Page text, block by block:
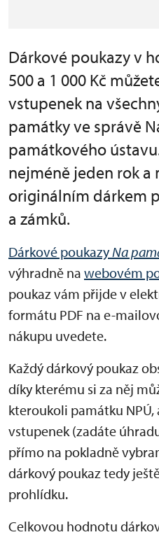
Dárkové poukazy v
500 a 1 000 Kč
vstupenek na
památky ve správě
památkového
nejméně jeden rok a
originálním dárkem
a zámků.
Dárkové poukazyNa
výhradně na webovém
poukaz vám přijde v
formátu PDF na e-
nákupu uvedete.
Každý dárkový poukaz
díky kterému si za něj
kteroukoli památku
vstupenek (zadáte
přímo na pokladně
dárkový poukaz tedy
prohlídku.
Celkovou hodnotu